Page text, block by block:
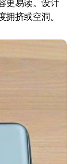
更易读。设计
挤或空洞。